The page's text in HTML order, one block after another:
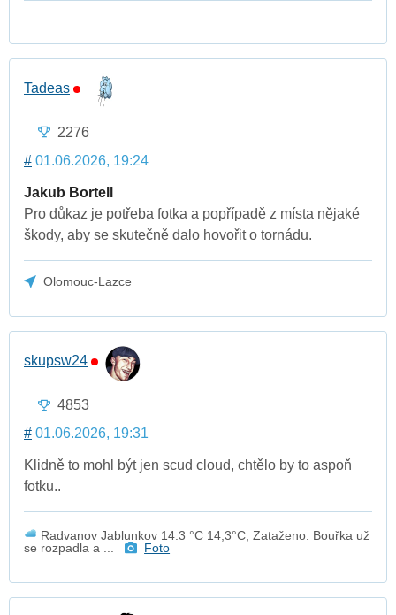
Tadeas
2276
# 01.06.2026, 19:24
Jakub Bortell
Pro důkaz je potřeba fotka a popřípadě z místa nějaké
škody, aby se skutečně dalo hovořit o tornádu.
Olomouc-Lazce
skupsw24
4853
# 01.06.2026, 19:31
Klidně to mohl být jen scud cloud, chtělo by to aspoň
fotku..
Radvanov Jablunkov 14.3 °C 14,3°C, Zataženo. Bouřka už
se rozpadla a ...
Foto